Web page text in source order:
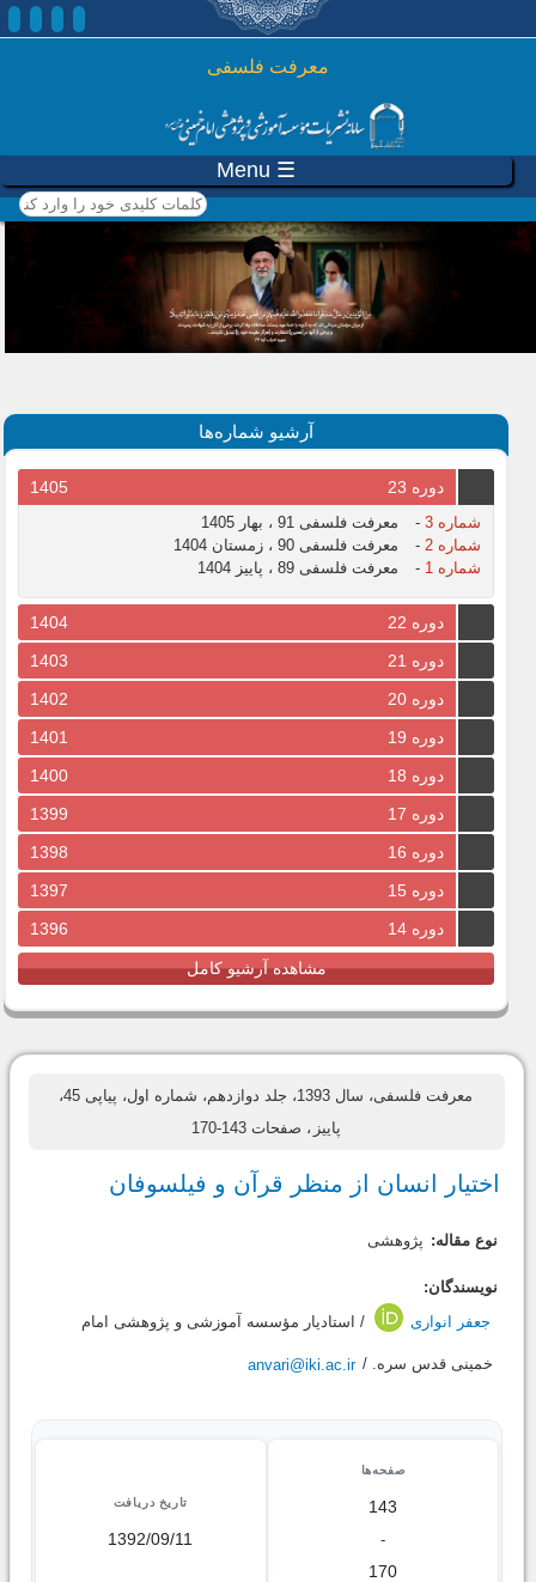
رفتن به محتوای اصلی
معرفت فلسفی
☰ Menu
کلمات کلیدی خود را وارد
کنید
آرشیو شماره‌ها
دوره 23 1405
شماره 3 -
معرفت فلسفی 91 ، بهار 1405
شماره 2
-
معرفت فلسفی 90 ، زمستان 1404
شماره 1
- معرفت فلسفی 89 ، پاییز 1404
دوره 22
1404
دوره 21
1403
دوره 20
1402
دوره 19
1401
دوره 18
1400
دوره 17
1399
دوره 16
1398
دوره 15
1397
دوره 14
1396
مشاهده آرشیو کامل
معرفت فلسفی، سال 1393، جلد دوازدهم، شماره اول، پیاپی 45،
پاییز ، صفحات 143-170
اختیار انسان از منظر قرآن و فیلسوفان
نوع مقاله: پژوهشی
نویسندگان:
جعفر انواری
/ استادیار مؤسسه آموزشى و پژوهشى امام
خمینى قدس سره. / anvari@iki.ac.ir
صفحه‌ها
143
-
170
تاریخ دریافت
1392/09/11